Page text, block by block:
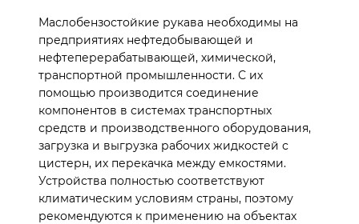
Маслобензостойкие рукава необходимы на
предприятиях нефтедобывающей и
нефтеперерабатывающей, химической,
транспортной промышленности. С их
помощью производится соединение
компонентов в системах транспортных
средств и производственного оборудования,
загрузка и выгрузка рабочих жидкостей с
цистерн, их перекачка между емкостями.
Устройства полностью соответствуют
климатическим условиям страны, поэтому
рекомендуются к применению на объектах